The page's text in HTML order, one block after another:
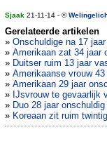
Sjaak 21-11-14 - ©
Gerelateerde artikelen
» Onschuldige na 17
» Amerikaan zat 34 jaar
» Duitser ruim 13 jaar
» Amerikaanse vrouw
» Amerikaan 29 jaar
» IJsvrouw te gevaarlijk
» Duo 28 jaar
» Koreaan zit ruim